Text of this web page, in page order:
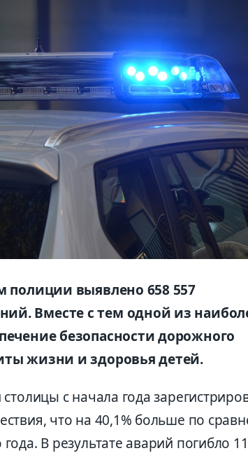
полиции выявлено 658 557
Вместе с тем одной из
безопасности дорожного
жизни и здоровья детей.
с начала года
что на 40,1% больше по
В результате аварий погибло 11